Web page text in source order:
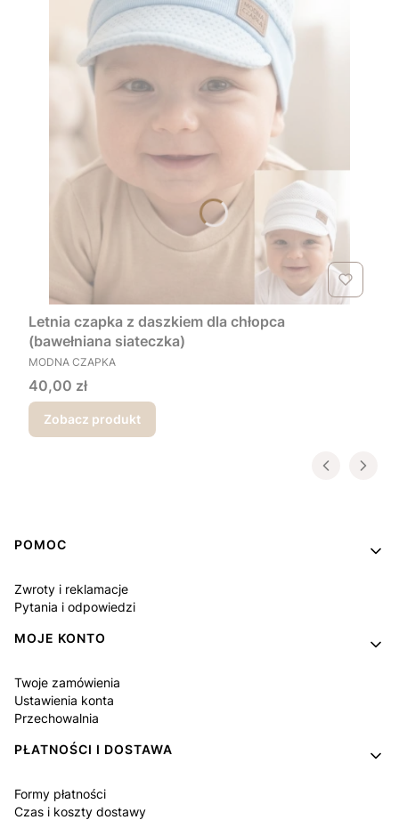
Letnia czapka z daszkiem dla chłopca
(bawełniana siateczka)
PRODUCENT
MODNA CZAPKA
Cena
40,00 zł
Zobacz produkt
Linki w stopce
POMOC
Zwroty i reklamacje
Pytania i odpowiedzi
MOJE KONTO
Twoje zamówienia
Ustawienia konta
Przechowalnia
PŁATNOŚCI I DOSTAWA
Formy płatności
Czas i koszty dostawy